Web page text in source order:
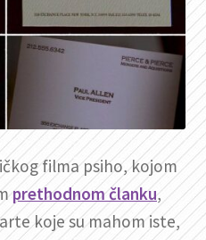
filma psiho, kojom
prethodnom članku,
koje su mahom iste,